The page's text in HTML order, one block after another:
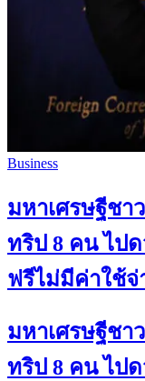
Business
มหาเศรษฐีชา
ทริป 8 คน ไปด
ฟรีไม่มีค่าใช้จ่
มหาเศรษฐีชา
ทริป 8 คน ไปด